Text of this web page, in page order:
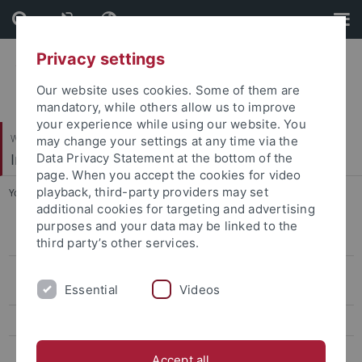
Skip
to
content
Skip
to
footer
Wirtschafts- und Sozialwissenschaftliche Fakultät
Institut für Erziehungswissenschaft
You are here: Startseite ... Bachelor Nebenfach
B. A. Soziale Arbeit und Weiterbildung
Arbeit/Erwachsenenbildung
Privacy settings
Our website uses cookies. Some of them are
mandatory, while others allow us to improve
your experience while using our website. You
may change your settings at any time via the
Data Privacy Statement at the bottom of the
page. When you accept the cookies for video
playback, third-party providers may set
additional cookies for targeting and advertising
purposes and your data may be linked to the
third party’s other services.
Essential Videos